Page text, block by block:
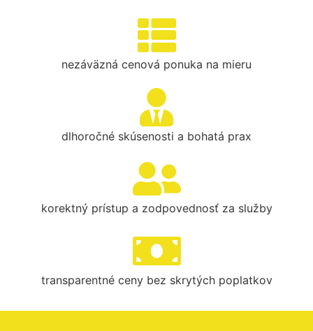
nezáväzná cenová ponuka na mieru
dlhoročné skúsenosti a bohatá prax
korektný prístup a zodpovednosť za služby
transparentné ceny bez skrytých poplatkov